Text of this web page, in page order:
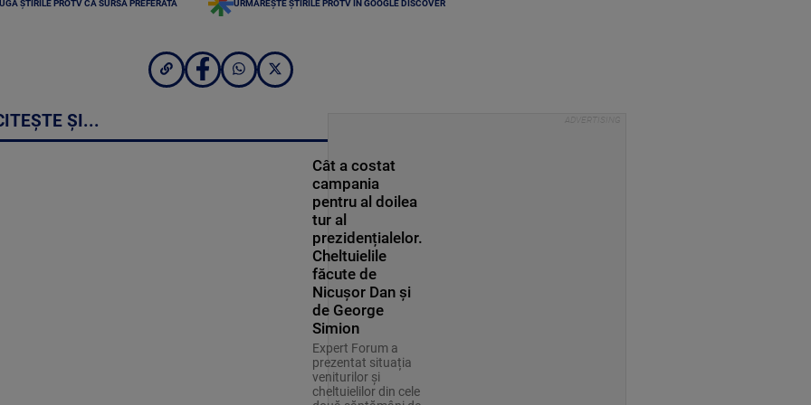
ȘTIRILE PROTV CA SURSĂ PREFERATĂ URMĂREȘTE ȘTIRILE PROTV ÎN GOOGLE DISCOVER
ȘI...
Cât a costat
campania
pentru al doilea
tur al
prezidențialelor.
Cheltuielile
făcute de
Nicușor Dan și
de George
Simion
Expert Forum a
prezentat situația
veniturilor și
cheltuielilor din cele